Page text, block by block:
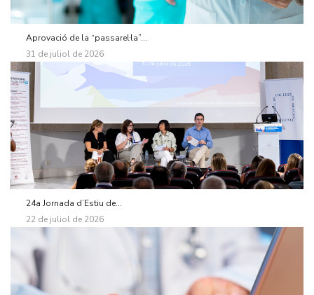
Aprovació de la “passarel·la”...
31 de juliol de 2026
24a Jornada d’Estiu de...
22 de juliol de 2026